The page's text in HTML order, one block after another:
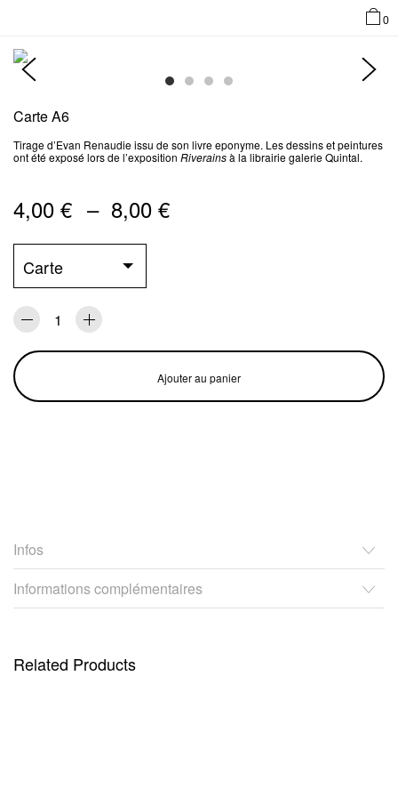
0
Carte A6
Tirage d’Evan Renaudie issu de son livre eponyme. Les dessins et peintures
ont été exposé lors de l’exposition Riverainsà la librairie galerie Quintal.
4,00 € – 8,00 €
Carte
Ajouter au panier
Infos
Informations complémentaires
Related Products